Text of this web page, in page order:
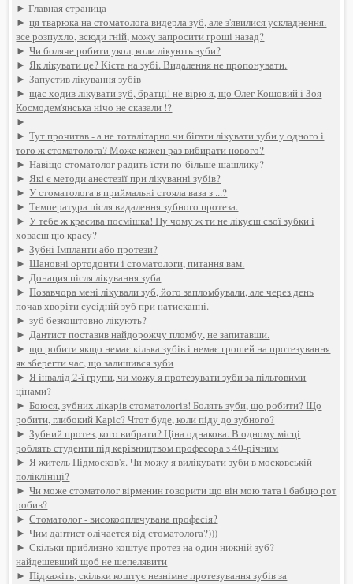
►Главная страница
►ця тварюка на стоматолога видерла зуб, але з'явилися ускладнення.
все розпухло, всюди гній, можу запросити гроші назад?
►Чи боляче робити укол, коли лікують зуби?
►Як лікувати це? Кіста на зубі. Видалення не пропонувати.
►Запустив лікування зубів
►щас ходив лікувати зуб, братці! не вірю я, що Олег Кошовий і Зоя
Космодем'янська нічо не сказали !?
►
►Тут прочитав - а не тоталітарно чи бігати лікувати зуби у одного і
того ж стоматолога? Може кожен раз вибирати нового?
►Навіщо стоматолог радить їсти по-більше шашлику?
►Які є методи анестезії при лікуванні зубів?
►У стоматолога в приймальні стояла ваза з ...?
►Температура після видалення зубного протеза.
►У тебе ж красива посмішка! Ну чому ж ти не лікуєш свої зубки і
ховаєш цю красу?
►Зубні Імпланти або протези?
►Шановні ортодонти і стоматологи, питання вам.
►Донация після лікування зуба
►Позавчора мені лікували зуб, його запломбували, але через день
почав хворіти сусідній зуб при натисканні.
►зуб безкоштовно лікують?
►Дантист поставив найдорожчу пломбу, не запитавши.
►що робити якщо немає кілька зубів і немає грошей на протезування
як зберегти час, що залишився зуби
►Я інвалід 2-ї групи, чи можу я протезувати зуби за пільговими
цінами?
►Боюся, зубних лікарів стоматологів! Болять зуби, що робити? Що
робити, глибокий Каріс? Чтот буде, коли піду до зубного?
►Зубний протез, кого вибрати? Ціна однакова. В одному місці
роблять студенти під керівництвом професора з 40-річним
►Я житель Підмосков'я. Чи можу я вилікувати зуби в московській
поліклініці?
►Чи може стоматолог вірменин говорити що він мою тата і бабцю рот
робив?
►Стоматолог - високооплачувана професія?
►Чим дантист олічается від стоматолога?)))
►Скільки приблизно коштує протез на один нижній зуб?
найдешевший щоб не шепелявити
►Підкажіть, скільки коштує незнімне протезування зубів за